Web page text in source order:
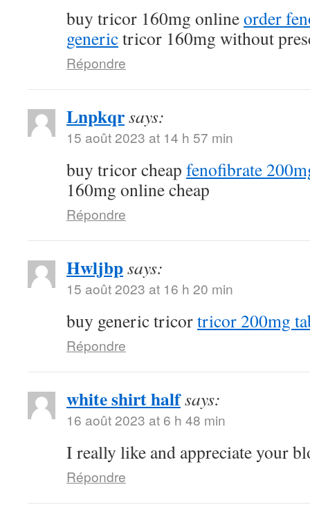
buy tricor 160mg onlineorder
generictricor 160mg without
Répondre
Lnpkqrsays:
15 août 2023 at 14 h 57 min
buy tricor cheap fenofibrate
160mg online cheap
Répondre
Hwljbpsays:
15 août 2023 at 16 h 20 min
buy generic tricortricor 200mg
Répondre
white shirt halfsays:
16 août 2023 at 6 h 48 min
I really like and appreciate your
Répondre